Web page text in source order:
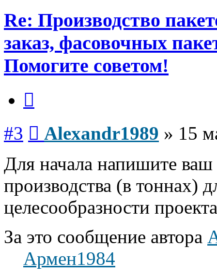
Re: Производство
заказ, фасовочных
Помогите советом!
#3 Alexandr1989 » 15
Для начала напишите
производства (в тоннах)
целесообразности
За это сообщение автора
Армен1984